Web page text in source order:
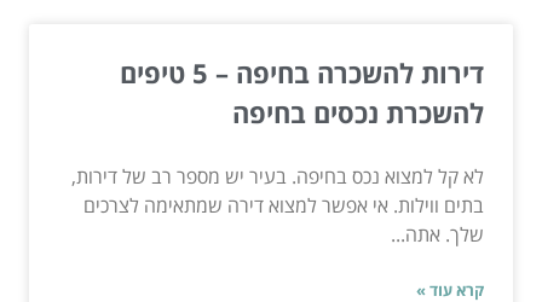
דירות להשכרה בחיפה – 5 טיפים
להשכרת נכסים בחיפה
לא קל למצוא נכס בחיפה. בעיר יש מספר רב של דירות,
בתים ווילות. אי אפשר למצוא דירה שמתאימה לצרכים
שלך. אתה...
קרא עוד »